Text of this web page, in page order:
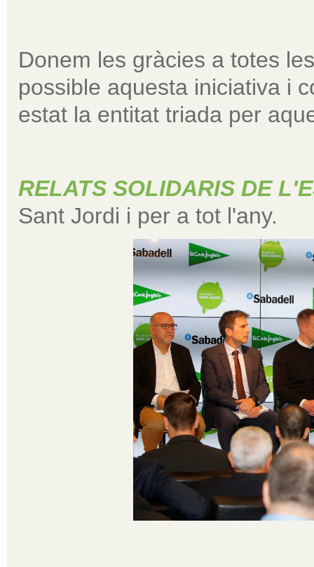
Donem les gràcies a totes
possible aquesta iniciativa i
estat la entitat triada per
RELATS SOLIDARIS DE
Sant Jordi i per a tot l'any.